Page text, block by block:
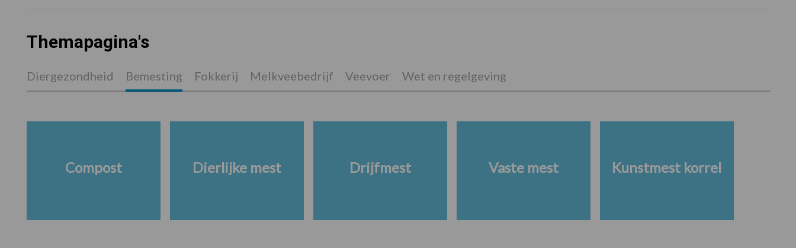
Themapagina's
Diergezondheid Bemesting Fokkerij Melkveebedrijf Veevoer Wet en regelgeving
Compost Dierlijke mest Drijfmest Vaste mest Kunstmest korrel